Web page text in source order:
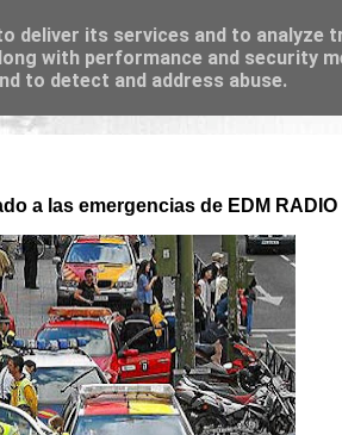
a las emergencias de EDM RADIO
deliver its services and to analyze
with performance and security
to detect and address abuse.